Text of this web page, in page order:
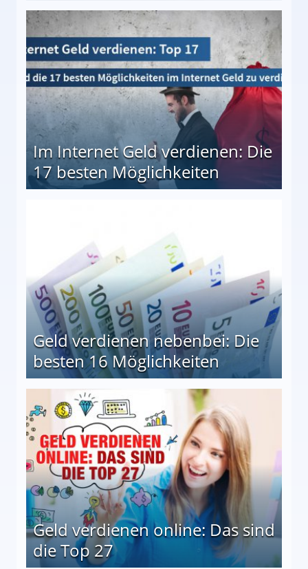
besten Möglichkeiten
Im Internet Geld verdienen: Die
17 besten Möglichkeiten
Geld verdienen nebenbei: Die
besten 16 Möglichkeiten
Geld verdienen online: Das sind
die Top 27